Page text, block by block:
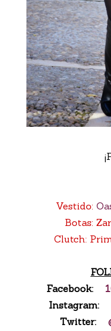
Vestido:
Botas:
Clutch:
Facebook:
Instagram:
Twitter: